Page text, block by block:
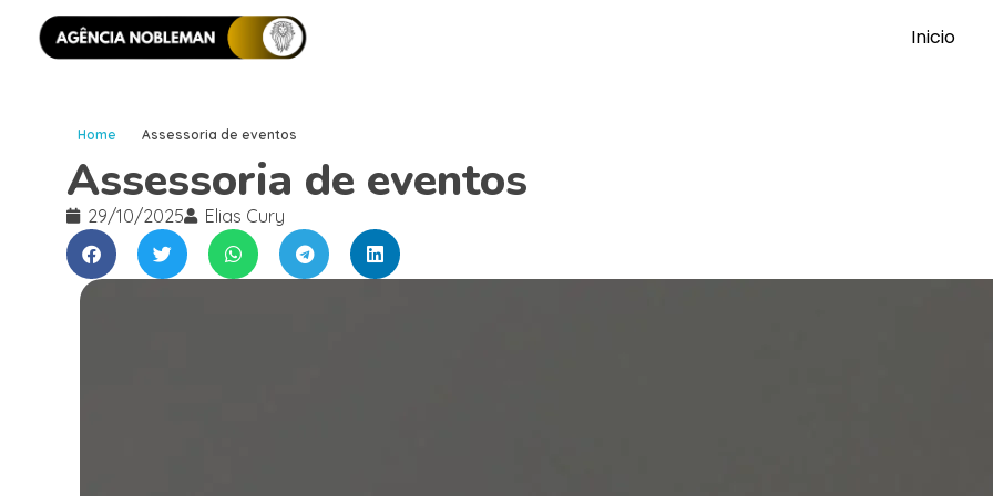
Inicio
Home Assessoria de eventos
Assessoria de eventos
29/10/2025 Elias Cury